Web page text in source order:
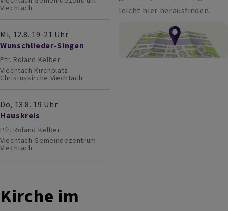
Viechtach
Mi, 12.8. 19-21 Uhr
Wunschlieder-Singen
Pfr. Roland Kelber
Viechtach Kirchplatz
Christuskirche Viechtach
Do, 13.8. 19 Uhr
Hauskreis
Pfr. Roland Kelber
Viechtach Gemeindezentrum
Viechtach
leicht hier herausfinden.
Kirche im